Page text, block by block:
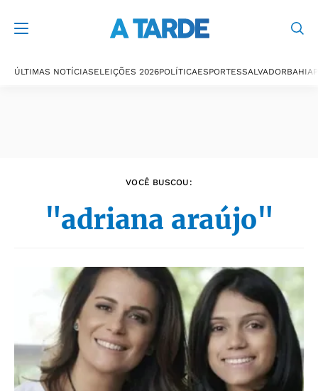
ÚLTIMAS NOTÍCIASELEIÇÕES 2026POLÍTICAESPORTESSALVADORBAHIA
VOCÊ BUSCOU:
"adriana araújo"